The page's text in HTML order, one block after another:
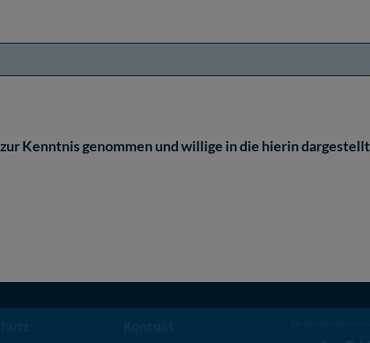
zur Kenntnis genommen und willige in die hierin